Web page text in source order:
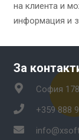
на клиента и
информация и
За
София
+359 888